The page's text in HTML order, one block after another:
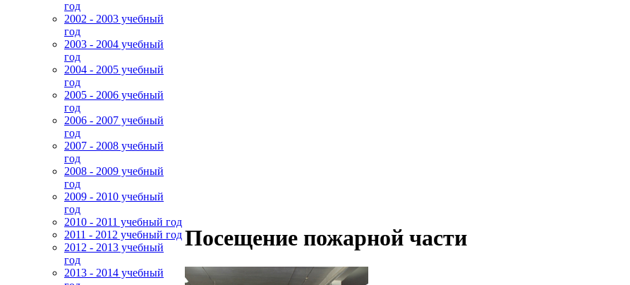
год
2002 - 2003 учебный
год
2003 - 2004 учебный
год
2004 - 2005 учебный
год
2005 - 2006 учебный
год
2006 - 2007 учебный
год
2007 - 2008 учебный
год
2008 - 2009 учебный
год
2009 - 2010 учебный
год
2010 - 2011 учебный год
2011 - 2012 учебный год
2012 - 2013 учебный
год
2013 - 2014 учебный
Посещение пожарной части